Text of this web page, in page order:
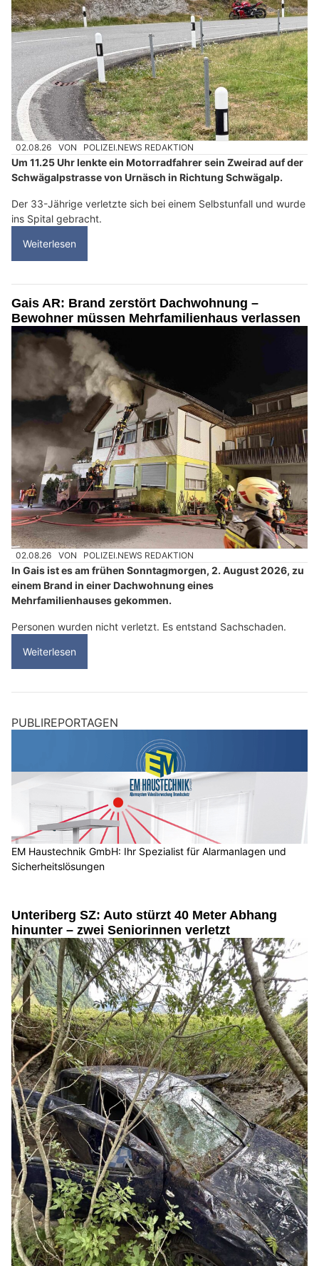
02.08.26 VON POLIZEI.NEWS REDAKTION
Um 11.25 Uhr lenkte ein Motorradfahrer sein Zweirad auf der
Schwägalpstrasse von Urnäsch in Richtung Schwägalp.
Der 33-Jährige verletzte sich bei einem Selbstunfall und wurde
ins Spital gebracht.
Weiterlesen
Gais AR: Brand zerstört Dachwohnung –
Bewohner müssen Mehrfamilienhaus verlassen
02.08.26 VON POLIZEI.NEWS REDAKTION
In Gais ist es am frühen Sonntagmorgen, 2. August 2026, zu
einem Brand in einer Dachwohnung eines
Mehrfamilienhauses gekommen.
Personen wurden nicht verletzt. Es entstand Sachschaden.
Weiterlesen
PUBLIREPORTAGEN
EM Haustechnik GmbH: Ihr Spezialist für Alarmanlagen und
Sicherheitslösungen
Unteriberg SZ: Auto stürzt 40 Meter Abhang
hinunter – zwei Seniorinnen verletzt